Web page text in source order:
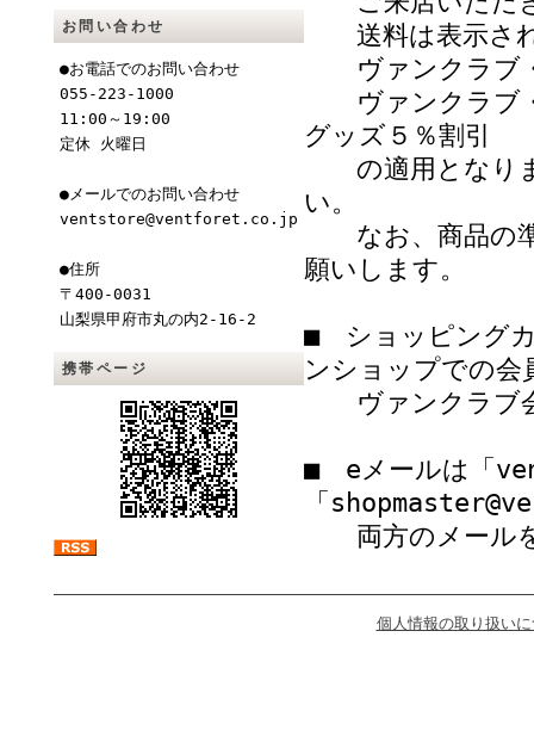
お問い合わせ
●お電話でのお問い合わせ
055-223-1000
11:00～19:00
定休 火曜日
●メールでのお問い合わせ
ventstore@ventforet.co.jp
●住所
〒400-0031
山梨県甲府市丸の内2-16-2
携帯ページ
送料は表示され
ヴァンクラブ・
ヴァンクラブ・
グッズ５％割引
の適用となりま
い。
なお、商品の準
願いします。
■ ショッピングカ
ンショップでの会
ヴァンクラブ会
■ eメールは「
「
両方のメールを
個人情報の取り扱い